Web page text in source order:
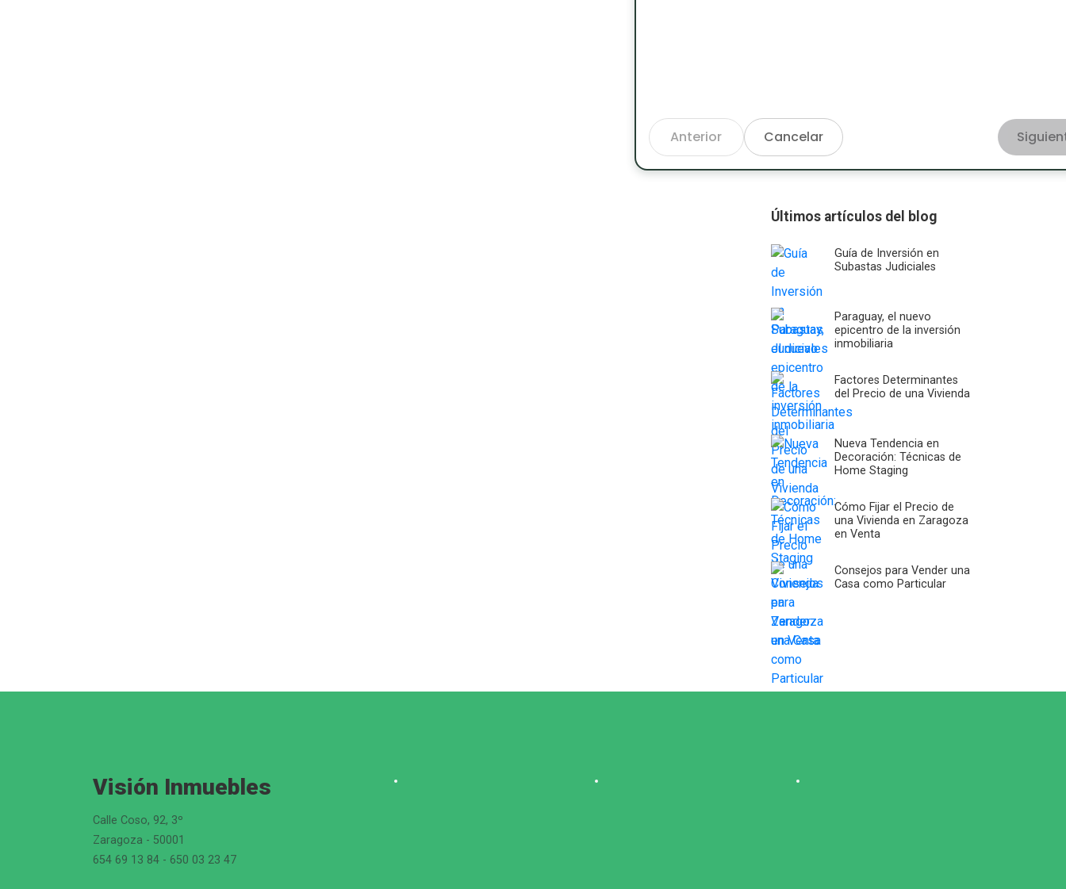
Anterior Cancelar
Últimos artículos del blog
Guía de Inversión en
Subastas Judiciales
Paraguay, el nuevo
epicentro de la inversión
inmobiliaria
Factores Determinantes
del Precio de una Vivienda
Nueva Tendencia en
Decoración: Técnicas de
Home Staging
Cómo Fijar el Precio de
una Vivienda en Zaragoza
en Venta
Consejos para Vender una
Casa como Particular
Visión Inmuebles
Calle Coso, 92, 3º
Zaragoza - 50001
654 69 13 84 - 650 03 23 47